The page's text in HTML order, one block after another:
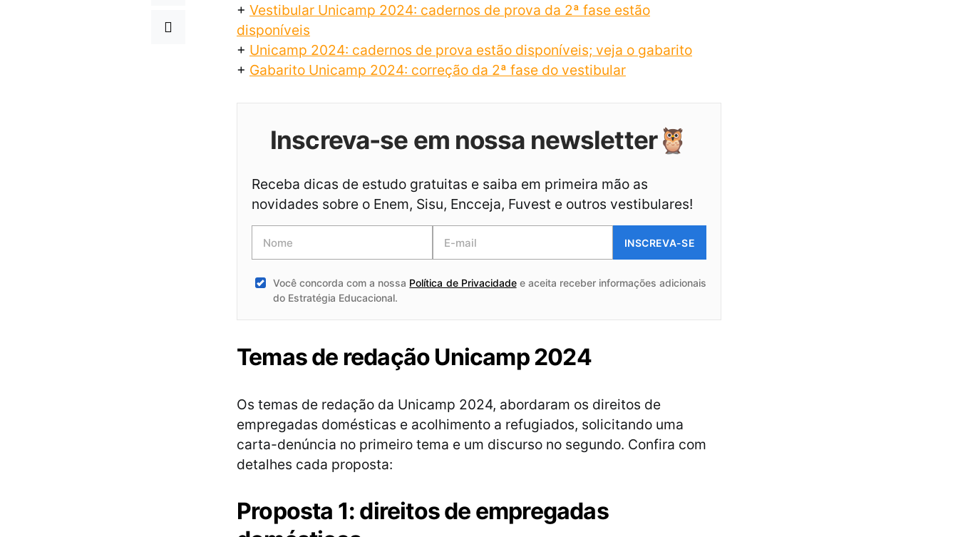
+ Vestibular Unicamp 2024: cadernos de prova da 2ª fase estão
disponíveis
+ Unicamp 2024: cadernos de prova estão disponíveis; veja o gabarito
+ Gabarito Unicamp 2024: correção da 2ª fase do vestibular
Inscreva-se em nossa newsletter🦉
Receba dicas de estudo gratuitas e saiba em primeira mão as
novidades sobre o Enem, Sisu, Encceja, Fuvest e outros vestibulares!
INSCREVA-SE
Você concorda com a nossa Política de Privacidadee aceita receber informações adicionais
do Estratégia Educacional.
Temas de redação Unicamp 2024
Os temas de redação da Unicamp 2024, abordaram os direitos de
empregadas domésticas e acolhimento a refugiados, solicitando uma
carta-denúncia no primeiro tema e um discurso no segundo. Confira com
detalhes cada proposta:
Proposta 1: direitos de empregadas